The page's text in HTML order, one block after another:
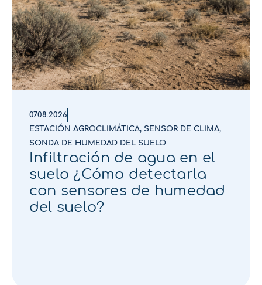
07.08.2026
ESTACIÓN AGROCLIMÁTICA, SENSOR DE CLIMA,
SONDA DE HUMEDAD DEL SUELO
Infiltración de agua en el
suelo ¿Cómo detectarla
con sensores de humedad
del suelo?